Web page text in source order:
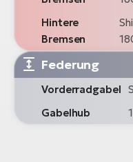
Hintere
Bremsen
Federung
Vorderradgabel
Gabelhub